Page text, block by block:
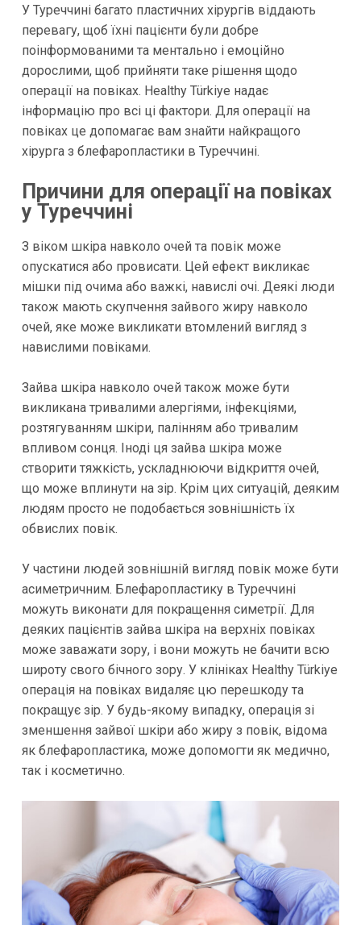
У Туреччині багато пластичних хірургів віддають
перевагу, щоб їхні пацієнти були добре
поінформованими та ментально і емоційно
дорослими, щоб прийняти таке рішення щодо
операції на повіках. Healthy Türkiye надає
інформацію про всі ці фактори. Для операції на
повіках це допомагає вам знайти найкращого
хірурга з блефаропластики в Туреччині.
Причини для операції на повіках
у Туреччині
З віком шкіра навколо очей та повік може
опускатися або провисати. Цей ефект викликає
мішки під очима або важкі, навислі очі. Деякі люди
також мають скупчення зайвого жиру навколо
очей, яке може викликати втомлений вигляд з
навислими повіками.
Зайва шкіра навколо очей також може бути
викликана тривалими алергіями, інфекціями,
розтягуванням шкіри, палінням або тривалим
впливом сонця. Іноді ця зайва шкіра може
створити тяжкість, ускладнюючи відкриття очей,
що може вплинути на зір. Крім цих ситуацій, деяким
людям просто не подобається зовнішність їх
обвислих повік.
У частини людей зовнішній вигляд повік може бути
асиметричним. Блефаропластику в Туреччині
можуть виконати для покращення симетрії. Для
деяких пацієнтів зайва шкіра на верхніх повіках
може заважати зору, і вони можуть не бачити всю
широту свого бічного зору. У клініках Healthy Türkiye
операція на повіках видаляє цю перешкоду та
покращує зір. У будь-якому випадку, операція зі
зменшення зайвої шкіри або жиру з повік, відома
як блефаропластика, може допомогти як медично,
так і косметично.